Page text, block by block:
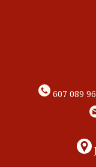
607 089